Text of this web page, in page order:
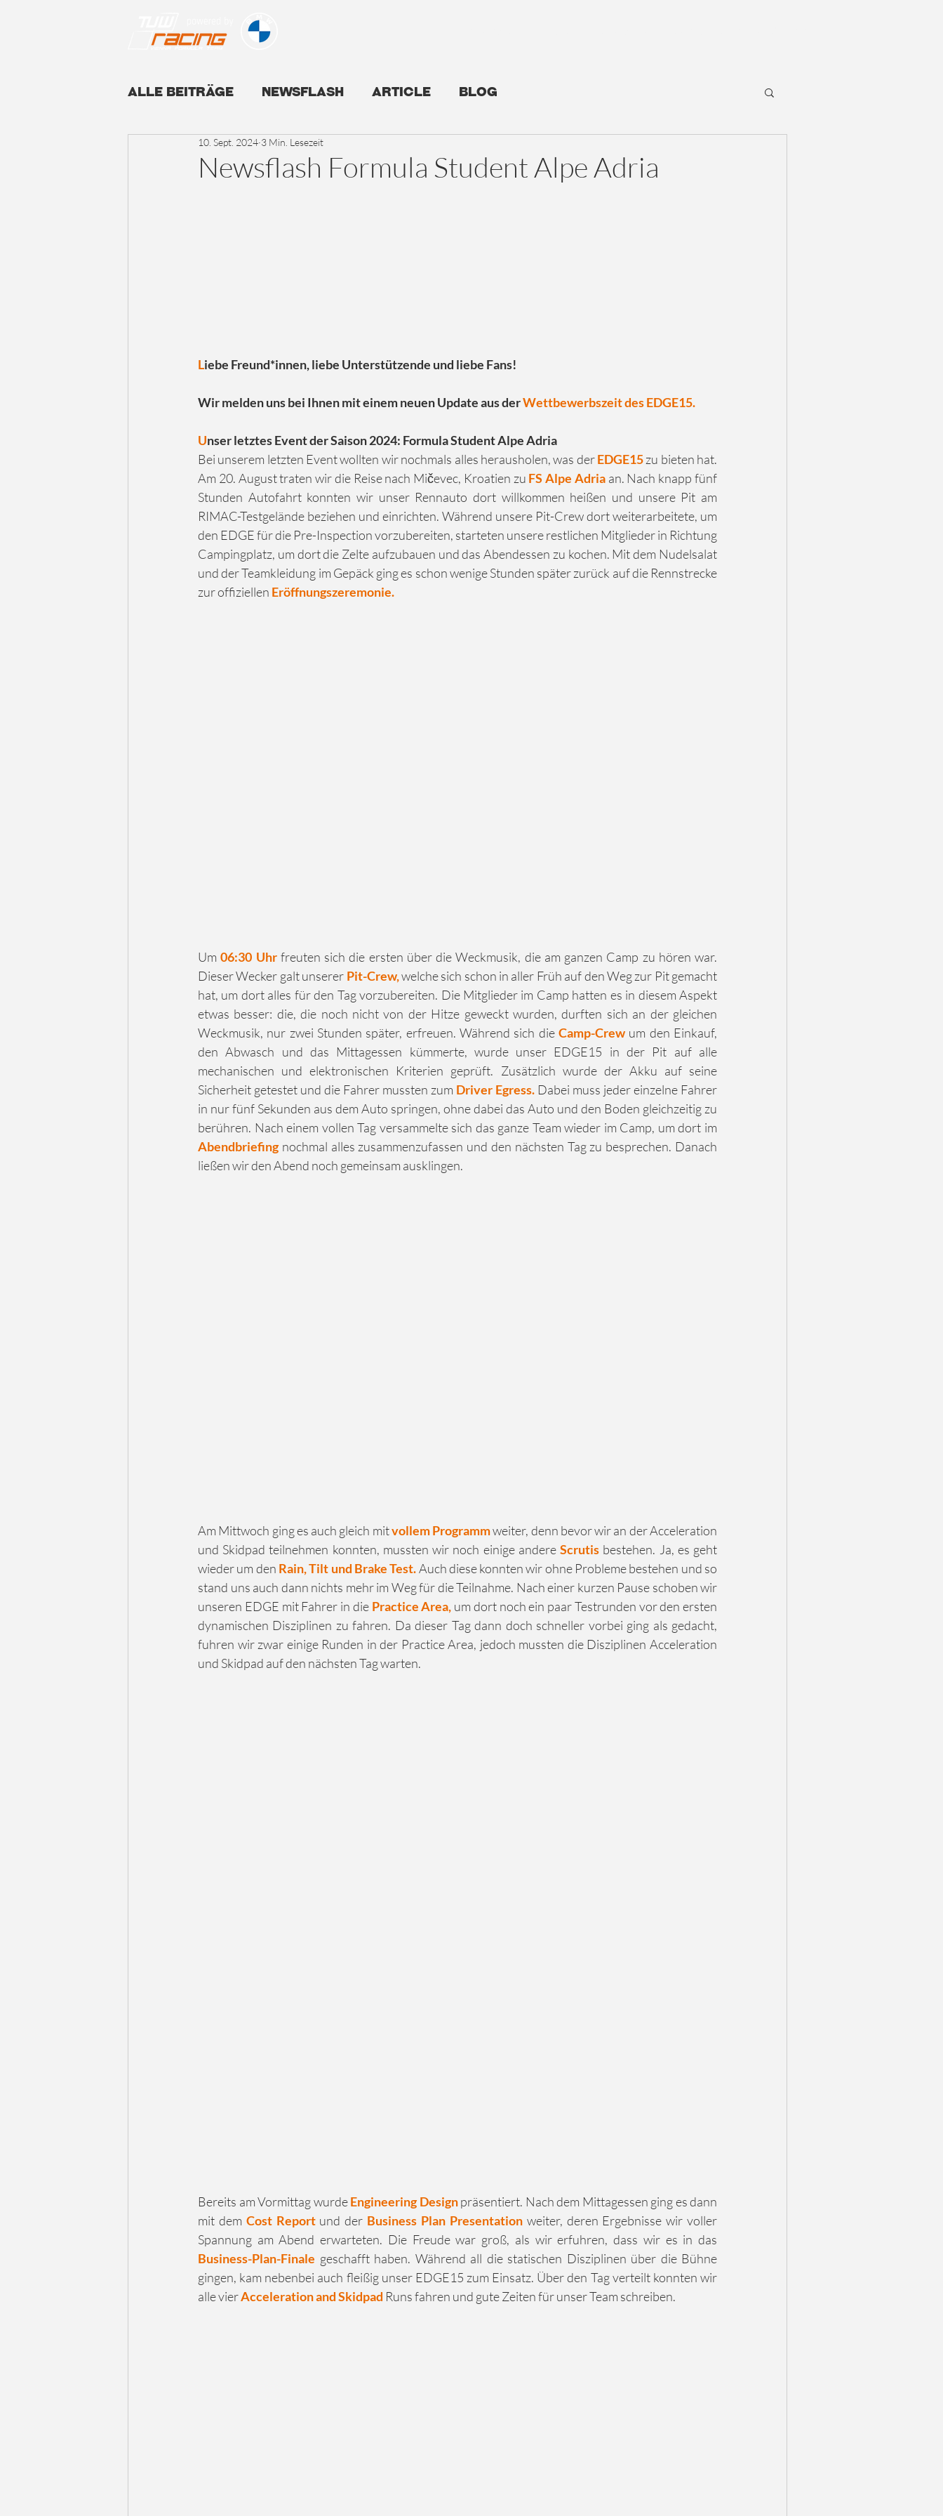
Alle Beiträge Newsflash Article Blog
Newsflash Formula Student Alpe Adria
10. Sept. 2024 3 Min. Lesezeit
Liebe Freund*innen, liebe Unterstützende und liebe Fans!
Wir melden uns bei Ihnen mit einem neuen Update aus der Wettbewerbszeit des EDGE15.
Unser letztes Event der Saison 2024: Formula Student Alpe Adria
Bei unserem letzten Event wollten wir nochmals alles herausholen, was der EDGE15 zu bieten hat.
Am 20. August traten wir die Reise nach Mičevec, Kroatien zu FS Alpe Adria an. Nach knapp fünf
Stunden Autofahrt konnten wir unser Rennauto dort willkommen heißen und unsere Pit am
RIMAC-Testgelände beziehen und einrichten. Während unsere Pit-Crew dort weiterarbeitete, um
den EDGE für die Pre-Inspection vorzubereiten, starteten unsere restlichen Mitglieder in Richtung
Campingplatz, um dort die Zelte aufzubauen und das Abendessen zu kochen. Mit dem Nudelsalat
und der Teamkleidung im Gepäck ging es schon wenige Stunden später zurück auf die Rennstrecke
zur offiziellen Eröffnungszeremonie.
Um 06:30 Uhr freuten sich die ersten über die Weckmusik, die am ganzen Camp zu hören war.
Dieser Wecker galt unserer Pit-Crew, welche sich schon in aller Früh auf den Weg zur Pit gemacht
hat, um dort alles für den Tag vorzubereiten. Die Mitglieder im Camp hatten es in diesem Aspekt
etwas besser: die, die noch nicht von der Hitze geweckt wurden, durften sich an der gleichen
Weckmusik, nur zwei Stunden später, erfreuen. Während sich die Camp-Crew um den Einkauf,
den Abwasch und das Mittagessen kümmerte, wurde unser EDGE15 in der Pit auf alle
mechanischen und elektronischen Kriterien geprüft. Zusätzlich wurde der Akku auf seine
Sicherheit getestet und die Fahrer mussten zum Driver Egress. Dabei muss jeder einzelne Fahrer
in nur fünf Sekunden aus dem Auto springen, ohne dabei das Auto und den Boden gleichzeitig zu
Abendbriefing nochmal alles zusammenzufassen und den nächsten Tag zu besprechen. Danach
ließen wir den Abend noch gemeinsam ausklingen.
Am Mittwoch ging es auch gleich mit vollem Programm weiter, denn bevor wir an der Acceleration
und Skidpad teilnehmen konnten, mussten wir noch einige andere Scrutis bestehen. Ja, es geht
wieder um den Rain, Tilt und Brake Test. Auch diese konnten wir ohne Probleme bestehen und so
stand uns auch dann nichts mehr im Weg für die Teilnahme. Nach einer kurzen Pause schoben wir
unseren EDGE mit Fahrer in die Practice Area, um dort noch ein paar Testrunden vor den ersten
dynamischen Disziplinen zu fahren. Da dieser Tag dann doch schneller vorbei ging als gedacht,
fuhren wir zwar einige Runden in der Practice Area, jedoch mussten die Disziplinen Acceleration
und Skidpad auf den nächsten Tag warten.
Bereits am Vormittag wurde Engineering Design präsentiert. Nach dem Mittagessen ging es dann
mit dem Cost Report und der Business Plan Presentation weiter, deren Ergebnisse wir voller
Business-Plan-Finale geschafft haben. Während all die statischen Disziplinen über die Bühne
gingen, kam nebenbei auch fleißig unser EDGE15 zum Einsatz. Über den Tag verteilt konnten wir
alle vier Acceleration and Skidpad Runs fahren und gute Zeiten für unser Team schreiben.